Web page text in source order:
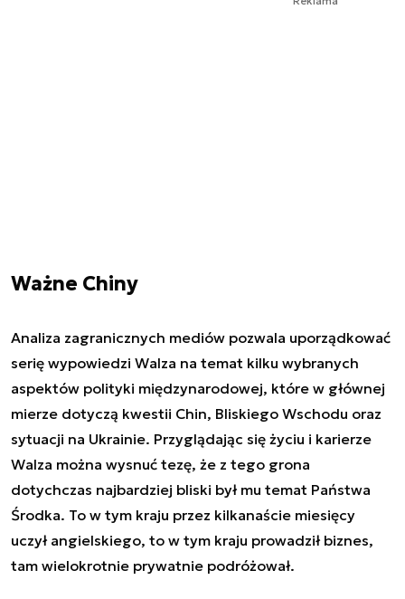
Ważne Chiny
Analiza zagranicznych mediów pozwala uporządkować
serię wypowiedzi Walza na temat kilku wybranych
aspektów polityki międzynarodowej, które w głównej
mierze dotyczą kwestii Chin, Bliskiego Wschodu oraz
sytuacji na Ukrainie. Przyglądając się życiu i karierze
Walza można wysnuć tezę, że z tego grona
dotychczas najbardziej bliski był mu temat Państwa
Środka. To w tym kraju przez kilkanaście miesięcy
uczył angielskiego, to w tym kraju prowadził biznes,
tam wielokrotnie prywatnie podróżował.